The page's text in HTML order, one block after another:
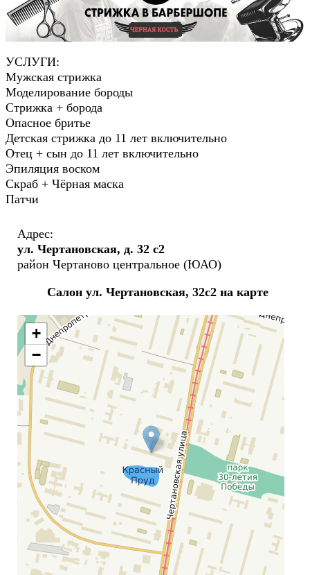
УСЛУГИ:
Мужская стрижка
Моделирование бороды
Стрижка + борода
Опасное бритье
Детская стрижка до 11 лет включительно
Отец + сын до 11 лет включительно
Эпиляция воском
Скраб + Чёрная маска
Патчи
Адрес:
ул. Чертановская, д. 32 с2
район Чертаново центральное (ЮАО)
Салон ул. Чертановская, 32с2 на карте
+
−